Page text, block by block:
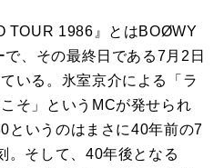
TOUR 1986』とはBOØWY
、その最終日である7月2日
いる。氷室京介による「ラ
そ」というMCが発せられ
というのはまさに40年前の7
。そして、40年後となる